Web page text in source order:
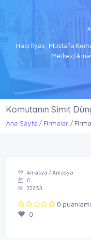
Hacı İlyas, Mustafa
Merkez/
Komutanın Simit
Ana Sayfa Firmalar
Amasya / Amasya
0
32653
0
0